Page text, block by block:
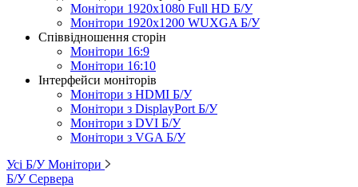
Монітори 1920x1080 Full HD Б/У
Монітори 1920x1200 WUXGA Б/У
Співвідношення сторін
Монітори 16:9
Монітори 16:10
Інтерфейси моніторів
Монітори з HDMI Б/У
Монітори з DisplayPort Б/У
Монітори з DVI Б/У
Монітори з VGA Б/У
Усі Б/У Монітори
Б/У Сервера